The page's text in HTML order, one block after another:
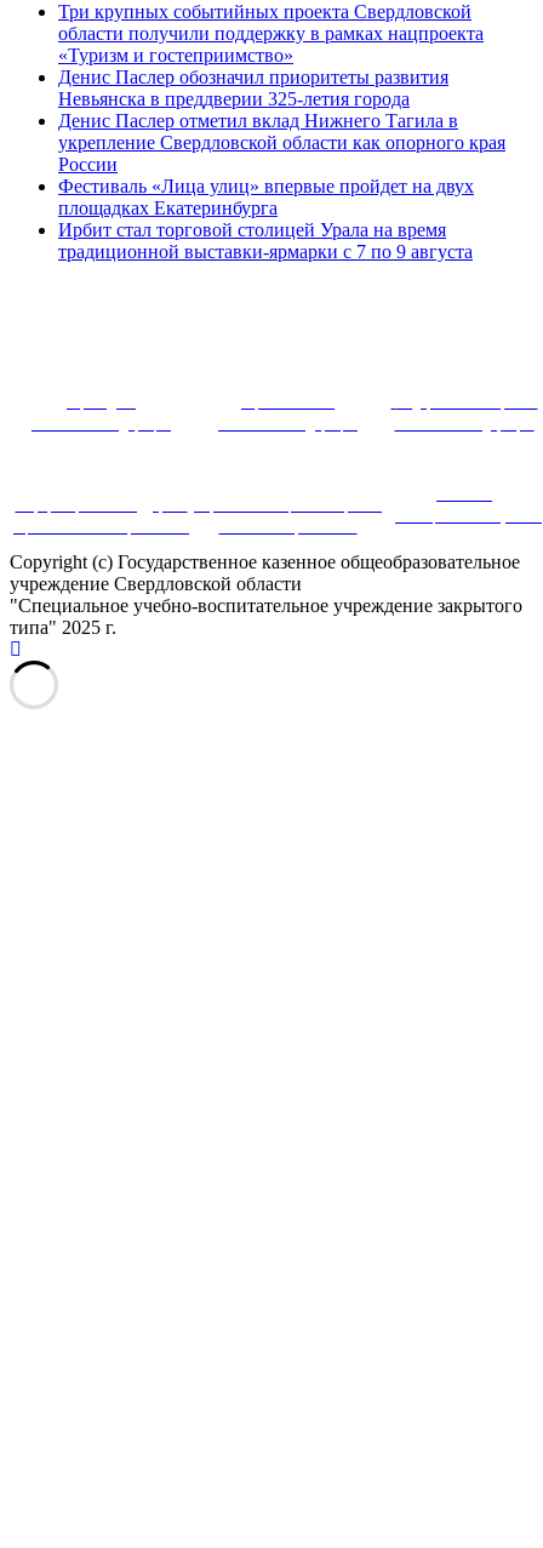
Три крупных событийных проекта Свердловской
области получили поддержку в рамках нацпроекта
«Туризм и гостеприимство»
Денис Паслер обозначил приоритеты развития
Невьянска в преддверии 325-летия города
Денис Паслер отметил вклад Нижнего Тагила в
укрепление Свердловской области как опорного края
России
Фестиваль «Лица улиц» впервые пройдет на двух
площадках Екатеринбурга
Ирбит стал торговой столицей Урала на время
традиционной выставки-ярмарки с 7 по 9 августа
Copyright (c) Государственное казенное общеобразовательное
учреждение Свердловской области
"Специальное учебно-воспитательное учреждение закрытого
типа" 2025 г.